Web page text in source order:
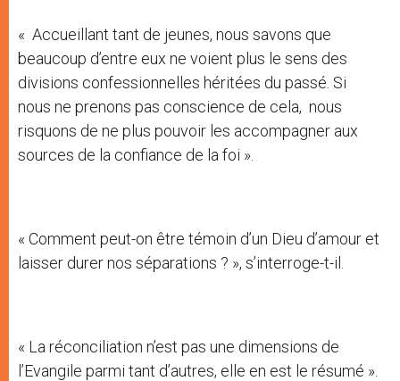
« Accueillant tant de jeunes, nous savons que
beaucoup d’entre eux ne voient plus le sens des
divisions confessionnelles héritées du passé. Si
nous ne prenons pas conscience de cela, nous
risquons de ne plus pouvoir les accompagner aux
sources de la confiance de la foi ».
« Comment peut-on être témoin d’un Dieu d’amour et
laisser durer nos séparations ? », s’interroge-t-il.
« La réconciliation n’est pas une dimensions de
l’Evangile parmi tant d’autres, elle en est le résumé ».